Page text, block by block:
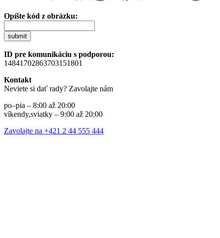
Opíšte kód z obrázku:
submit
ID pre komunikáciu s podporou:
14841702863703151801
Kontakt
Neviete si dať rady? Zavolajte nám
po–pia – 8:00 až 20:00
víkendy,sviatky – 9:00 až 20:00
Zavolajte na +421 2 44 555 444